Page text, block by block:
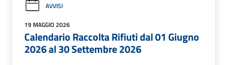
AVVISI
19 MAGGIO 2026
Calendario Raccolta Rifiuti dal 01 Giugno
2026 al 30 Settembre 2026